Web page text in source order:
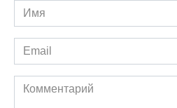
Имя
*
Email
*
Комментарий